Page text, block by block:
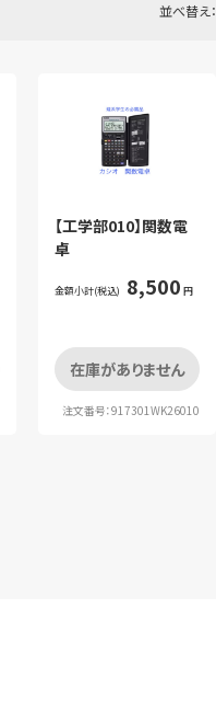
並べ替え：
【工学部010】関数電
卓
金額小計(税込) 8,500 円
在庫がありません
注文番号：917301WK26010